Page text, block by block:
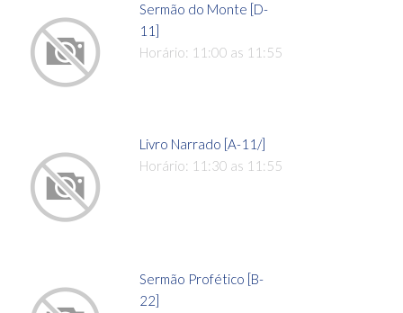
Sermão do Monte [D-
11]
Horário: 11:00 as 11:55
Livro Narrado [A-11/]
Horário: 11:30 as 11:55
Sermão Profético [B-
22]